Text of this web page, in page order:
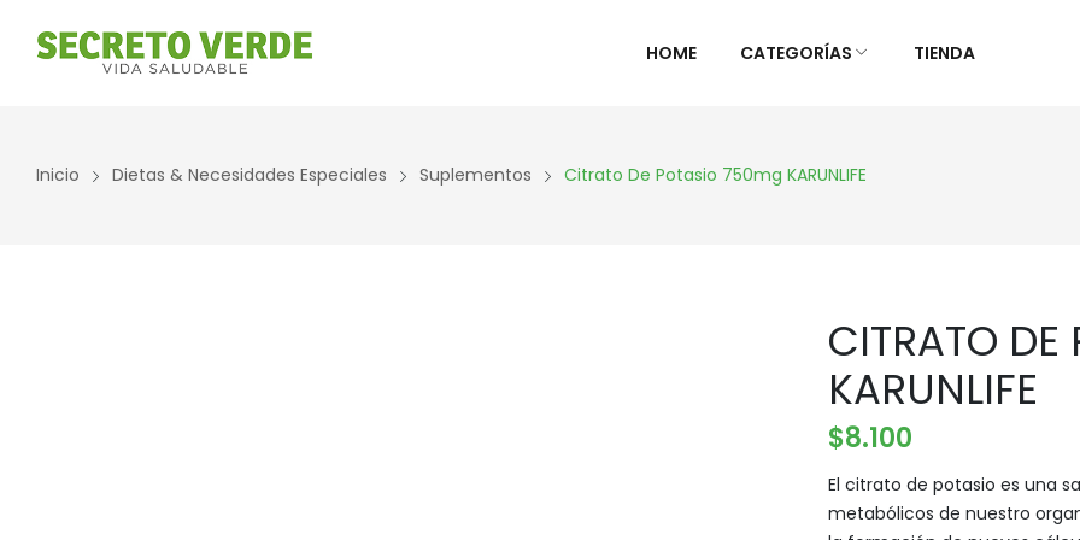
HOME CATEGORÍAS
ALIMENTOS NATURALES &
Aliños/Condimentos
Granos y Cereal
Huevos Felices
KETO
Orgánico
Súper
TIENDA
Inicio Dietas & Necesidades Especiales Suplementos Citrato De Potasio 750mg KARUNLIFE
CITRATO
KARUNLIFE
$8.100
El citrato de potasio es una
metabólicos de nuestro